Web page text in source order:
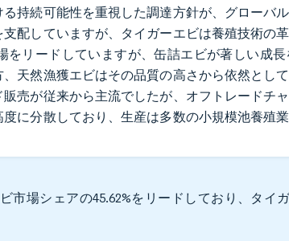
持続可能性を重視した調達方針が、グローバ
配していますが、タイガーエビは養殖技術の
リードしていますが、缶詰エビが著しい成
天然漁獲エビはその品質の高さから依然とし
売が従来から主流でしたが、オフトレードチ
に分散しており、生産は多数の小規模池養殖
市場シェアの45.62%をリードしており、タイ